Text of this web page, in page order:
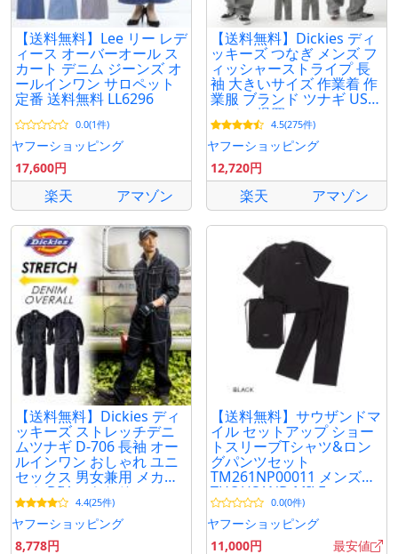
【送料無料】Lee リー レデ
ィース オーバーオール ス
カート デニム ジーンズ オ
ールインワン サロペット
定番 送料無料 LL6296
0.0(1件)
ヤフーショッピング
17,600円
楽天 アマゾン
【送料無料】Dickies ディ
ッキーズ つなぎ メンズ フ
ィッシャーストライプ 長
袖 大きいサイズ 作業着 作
業服 ブランド ツナギ USA
モデル 爆買
4.5(275件)
ヤフーショッピング
12,720円
楽天 アマゾン
【送料無料】Dickies ディ
ッキーズ ストレッチデニ
ムツナギ D-706 長袖 オー
ルインワン おしゃれ ユニ
セックス 男女兼用 メカニ
ック DIY アウトドア
4.4(25件)
ヤフーショッピング
8,778円
【送料無料】サウザンドマ
イル セットアップ ショー
トスリーブTシャツ&ロン
グパンツセット
TM261NP00011 メンズ
THOUSAND MILE
0.0(0件)
ヤフーショッピング
11,000円
最安値